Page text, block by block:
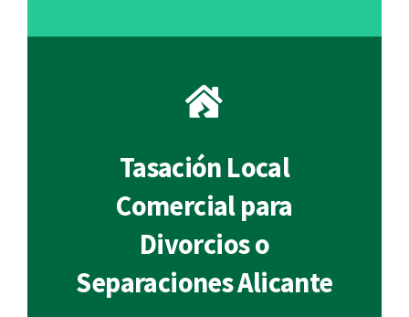
Tasación Local
Comercial para
Divorcios o
Separaciones Alicante